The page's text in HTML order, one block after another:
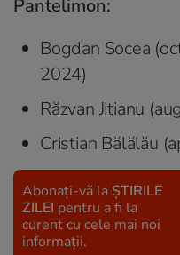
Pantelimon:
Bogdan Socea
2024)
Răzvan Jitianu
Cristian Bălălău
Abonați-vă la ȘTIRILE
ZILEI pentru a fi la
curent cu cele mai noi
informații.